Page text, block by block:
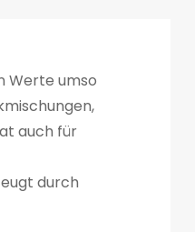
Werte umso
auch für
durch